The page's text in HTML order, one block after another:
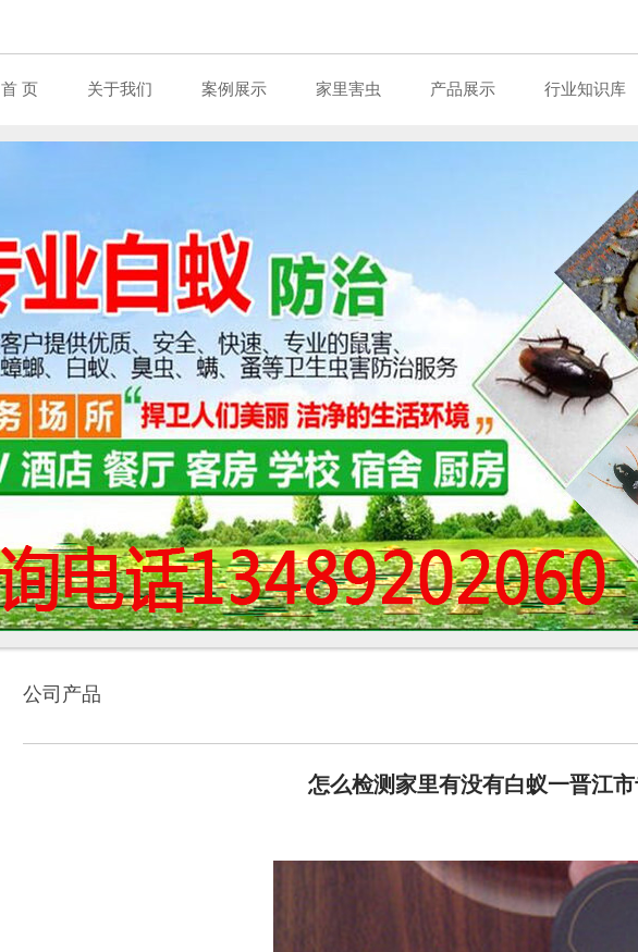
首 页 关于我们 案例展示 家里害虫 产品展示 行业知识库
公司产品
怎么检测家里有没有白蚁一晋江